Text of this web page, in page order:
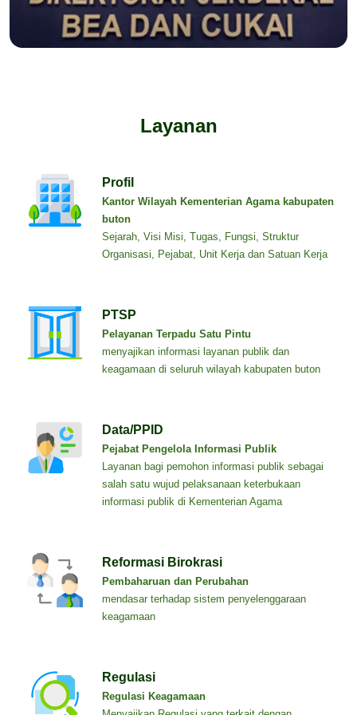
Layanan
Profil
Kantor Wilayah Kementerian Agama kabupaten
buton
Sejarah, Visi Misi, Tugas, Fungsi, Struktur
Organisasi, Pejabat, Unit Kerja dan Satuan Kerja
PTSP
Pelayanan Terpadu Satu Pintu
menyajikan informasi layanan publik dan
keagamaan di seluruh wilayah kabupaten buton
Data/PPID
Pejabat Pengelola Informasi Publik
Layanan bagi pemohon informasi publik sebagai
salah satu wujud pelaksanaan keterbukaan
informasi publik di Kementerian Agama
Reformasi Birokrasi
Pembaharuan dan Perubahan
mendasar terhadap sistem penyelenggaraan
keagamaan
Regulasi
Regulasi Keagamaan